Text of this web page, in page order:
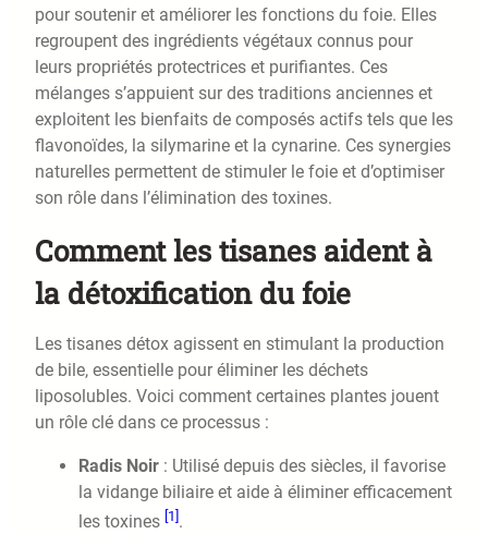
pour soutenir et améliorer les fonctions du foie. Elles
regroupent des ingrédients végétaux connus pour
leurs propriétés protectrices et purifiantes. Ces
mélanges s’appuient sur des traditions anciennes et
exploitent les bienfaits de composés actifs tels que les
flavonoïdes, la silymarine et la cynarine. Ces synergies
naturelles permettent de stimuler le foie et d’optimiser
son rôle dans l’élimination des toxines.
Comment les tisanes aident à
la détoxification du foie
Les tisanes détox agissent en stimulant la production
de bile, essentielle pour éliminer les déchets
liposolubles. Voici comment certaines plantes jouent
un rôle clé dans ce processus :
Radis Noir : Utilisé depuis des siècles, il favorise
la vidange biliaire et aide à éliminer efficacement
les toxines [1] .